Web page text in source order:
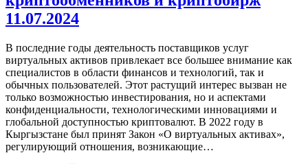
11.07.2024
В последние годы деятельность поставщиков услуг
виртуальных активов привлекает все большее внимание как
специалистов в области финансов и технологий, так и
обычных пользователей. Этот растущий интерес вызван не
только возможностью инвестирования, но и аспектами
конфиденциальности, технологическими инновациями и
глобальной доступностью криптовалют. В 2022 году в
Кыргызстане был принят Закон «О виртуальных активах»,
регулирующий отношения, возникающие…